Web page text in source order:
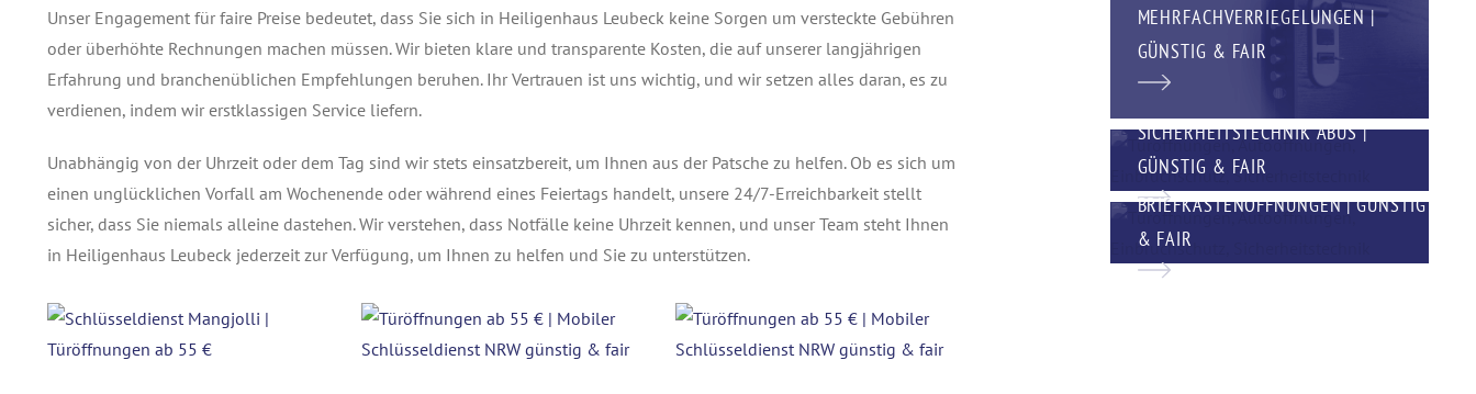
Unser Engagement für faire Preise bedeutet, dass Sie sich in Heiligenhaus Leubeck keine Sorgen um versteckte Gebühren
oder überhöhte Rechnungen machen müssen. Wir bieten klare und transparente Kosten, die auf unserer langjährigen
Erfahrung und branchenüblichen Empfehlungen beruhen. Ihr Vertrauen ist uns wichtig, und wir setzen alles daran, es zu
verdienen, indem wir erstklassigen Service liefern.
Unabhängig von der Uhrzeit oder dem Tag sind wir stets einsatzbereit, um Ihnen aus der Patsche zu helfen. Ob es sich um
einen unglücklichen Vorfall am Wochenende oder während eines Feiertags handelt, unsere 24/7-Erreichbarkeit stellt
sicher, dass Sie niemals alleine dastehen. Wir verstehen, dass Notfälle keine Uhrzeit kennen, und unser Team steht Ihnen
in Heiligenhaus Leubeck jederzeit zur Verfügung, um Ihnen zu helfen und Sie zu unterstützen.
MEHRFACHVERRIEGELUNGEN |
GÜNSTIG & FAIR
SICHERHEITSTECHNIK ABUS |
GÜNSTIG & FAIR
BRIEFKASTENÖFFNUNGEN | GÜNSTIG
& FAIR